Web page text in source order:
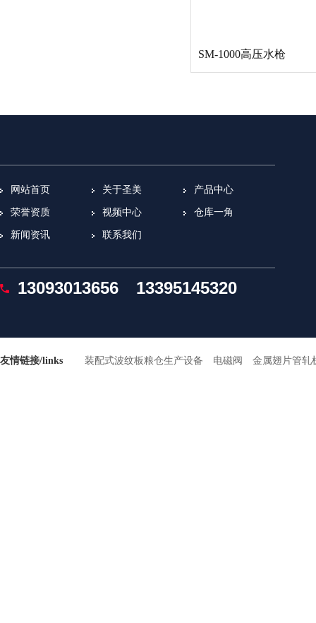
SM-1000高压水枪
网站首页 关于圣美 产品中心
荣誉资质 视频中心 仓库一角
新闻资讯 联系我们
13093013656 13395145320
友情链接/links 装配式波纹板粮仓生产设备 电磁阀 金属翅片管轧